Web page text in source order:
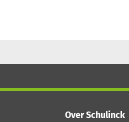
Over Schulinck